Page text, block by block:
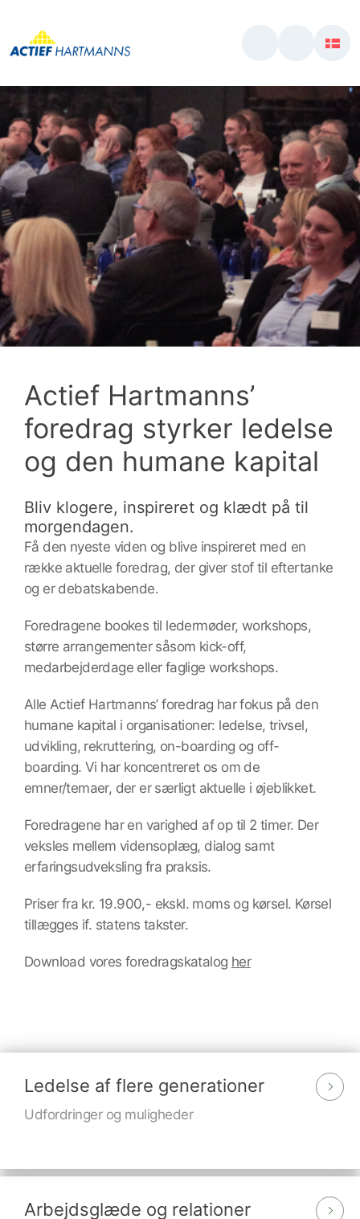
Actief Hartmanns’
foredrag styrker ledelse
og den humane kapital
Bliv klogere, inspireret og klædt på til
morgendagen.
Få den nyeste viden og blive inspireret med en
række aktuelle foredrag, der giver stof til eftertanke
og er debatskabende.
Foredragene bookes til ledermøder, workshops,
større arrangementer såsom kick-off,
medarbejderdage eller faglige workshops.
Alle Actief Hartmanns’ foredrag har fokus på den
humane kapital i organisationer: ledelse, trivsel,
udvikling, rekruttering, on-boarding og off-
boarding. Vi har koncentreret os om de
emner/temaer, der er særligt aktuelle i øjeblikket.
Foredragene har en varighed af op til 2 timer. Der
veksles mellem vidensoplæg, dialog samt
erfaringsudveksling fra praksis.
Priser fra kr. 19.900,- ekskl. moms og kørsel. Kørsel
tillægges if. statens takster.
Download vores foredragskatalog her
Ledelse af flere generationer
Udfordringer og muligheder
Arbejdsglæde og relationer